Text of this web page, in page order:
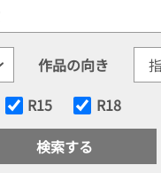
作品の向き
R15 R18